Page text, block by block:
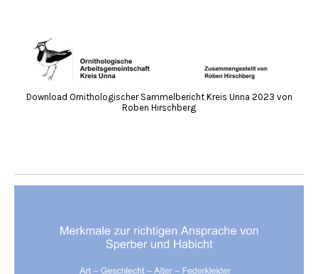
Download Ornithologischer Sammelbericht Kreis Unna 2023 von
Roben Hirschberg